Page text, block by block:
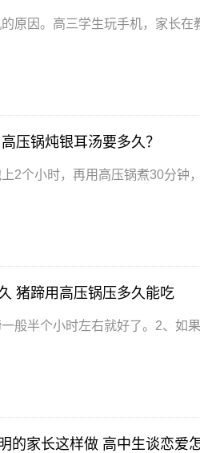
原因。高三学生玩手机，家长在
压锅炖银耳汤要多久？
2个小时，再用高压锅煮30分钟
猪蹄用高压锅压多久能吃
般半个小时左右就好了。2、如
的家长这样做 高中生谈恋爱